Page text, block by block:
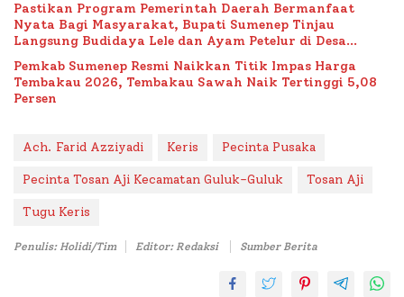
Pastikan Program Pemerintah Daerah Bermanfaat
Nyata Bagi Masyarakat, Bupati Sumenep Tinjau
Langsung Budidaya Lele dan Ayam Petelur di Desa
Pemkab Sumenep Resmi Naikkan Titik Impas Harga
Tembakau 2026, Tembakau Sawah Naik Tertinggi 5,08
Persen
Ach. Farid Azziyadi Keris Pecinta Pusaka
Pecinta Tosan Aji Kecamatan Guluk-Guluk Tosan Aji
Tugu Keris
Penulis: Holidi/Tim Editor: Redaksi Sumber Berita